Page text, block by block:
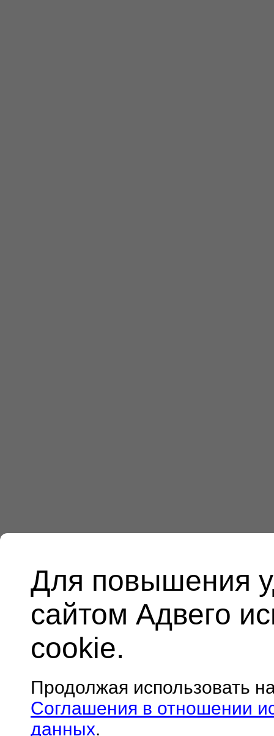
Для повышения
сайтом Адвего
cookie.
Продолжая использовать
Соглашения в отношении
данных.